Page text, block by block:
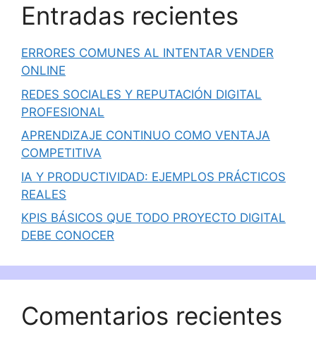
Entradas recientes
ERRORES COMUNES AL INTENTAR VENDER
ONLINE
REDES SOCIALES Y REPUTACIÓN DIGITAL
PROFESIONAL
APRENDIZAJE CONTINUO COMO VENTAJA
COMPETITIVA
IA Y PRODUCTIVIDAD: EJEMPLOS PRÁCTICOS
REALES
KPIS BÁSICOS QUE TODO PROYECTO DIGITAL
DEBE CONOCER
Comentarios recientes